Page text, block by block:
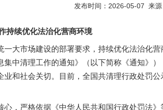
发布时间：2026-05-07 来源
续优化法治化营商环境
市场建设的部署要求，持续优化法治化营
中清理工作的通知》（以下简称《通知》
和社会关切。目前，全国共清理行政处罚
严格依据《中华人民共和国行政处罚法》